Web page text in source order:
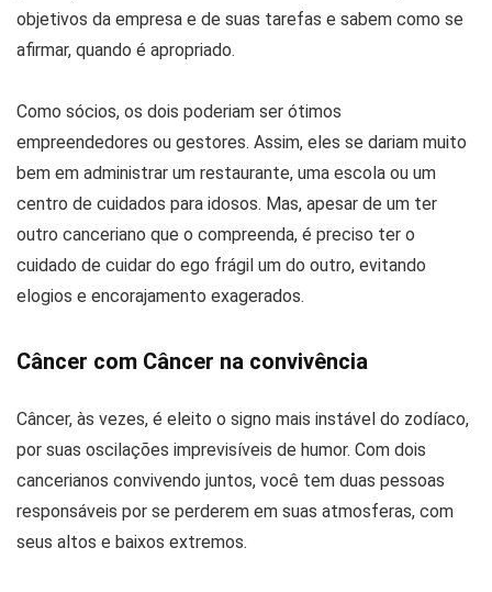
objetivos da empresa e de suas tarefas e sabem como se
afirmar, quando é apropriado.
Como sócios, os dois poderiam ser ótimos
empreendedores ou gestores. Assim, eles se dariam muito
bem em administrar um restaurante, uma escola ou um
centro de cuidados para idosos. Mas, apesar de um ter
outro canceriano que o compreenda, é preciso ter o
cuidado de cuidar do ego frágil um do outro, evitando
elogios e encorajamento exagerados.
Câncer com Câncer na convivência
Câncer, às vezes, é eleito o signo mais instável do zodíaco,
por suas oscilações imprevisíveis de humor. Com dois
cancerianos convivendo juntos, você tem duas pessoas
responsáveis ​​por se perderem em suas atmosferas, com
seus altos e baixos extremos.